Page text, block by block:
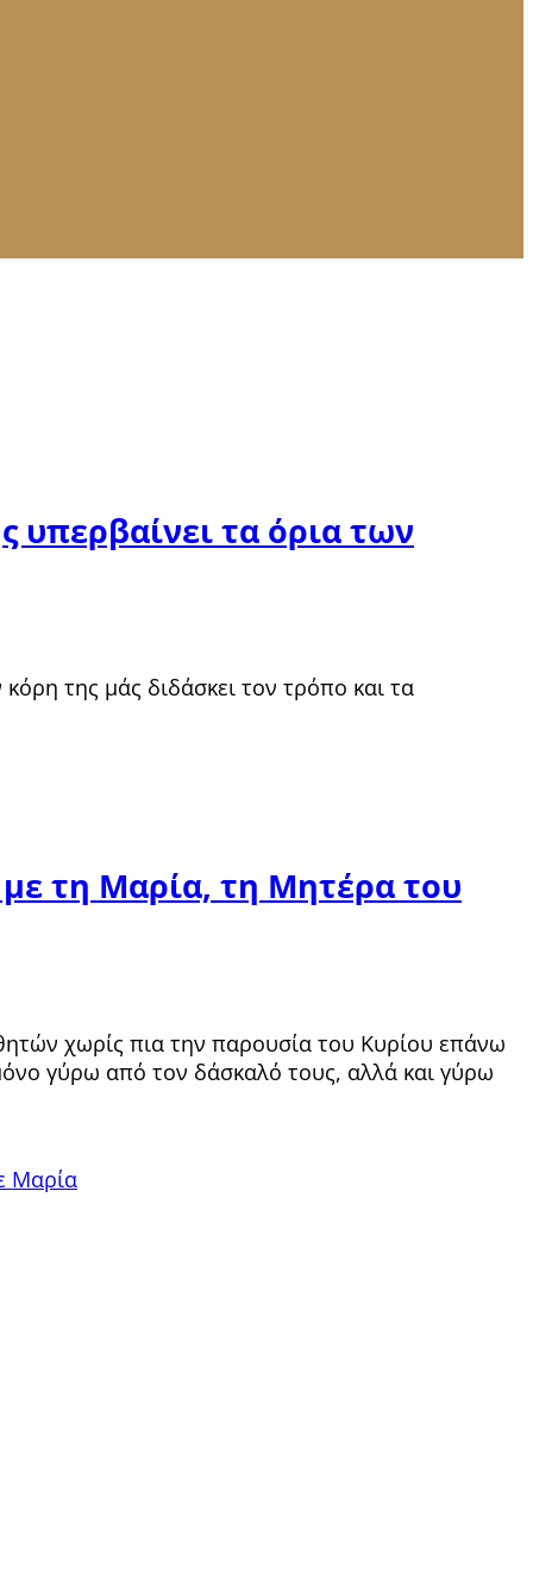
υπερβαίνει τα όρια των
της μάς διδάσκει τον τρόπο και τα
τη Μαρία, τη Μητέρα του
χωρίς πια την παρουσία του Κυρίου επάνω
γύρω από τον δάσκαλό τους, αλλά και γύρω
Μαρία